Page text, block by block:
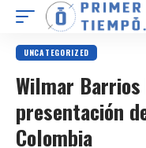
UNCATEGORIZED
Wilmar
presentación
Colombia